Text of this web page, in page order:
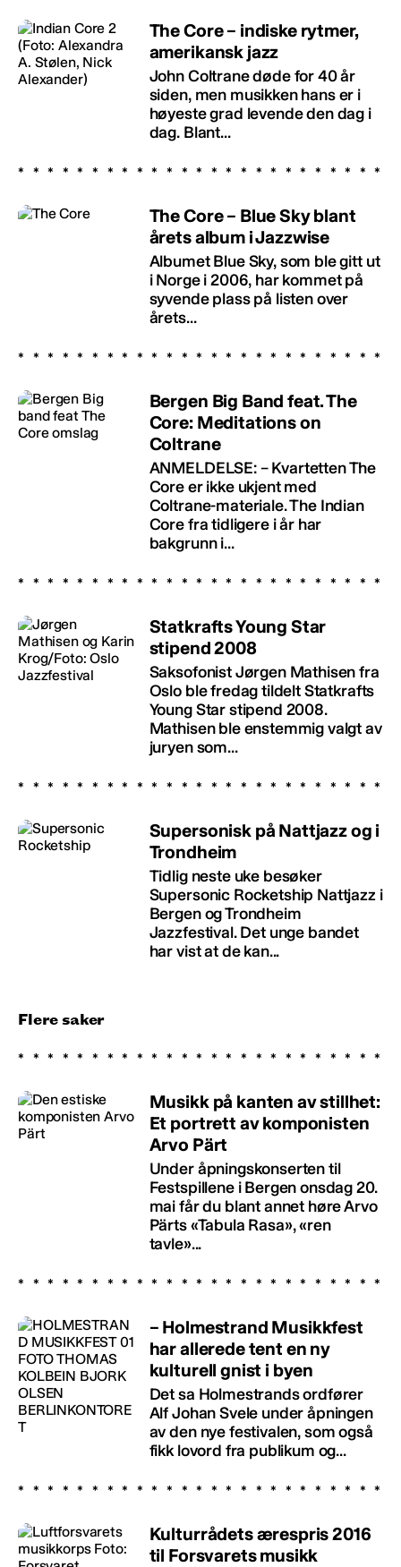
The Core – indiske rytmer,
amerikansk jazz
John Coltrane døde for 40 år
siden, men musikken hans er i
høyeste grad levende den dag i
dag. Blant...
The Core – Blue Sky blant
årets album i Jazzwise
Albumet Blue Sky, som ble gitt ut
i Norge i 2006, har kommet på
syvende plass på listen over
årets...
Bergen Big Band feat. The
Core: Meditations on
Coltrane
ANMELDELSE: – Kvartetten The
Core er ikke ukjent med
Coltrane-materiale. The Indian
Core fra tidligere i år har
bakgrunn i...
Statkrafts Young Star
stipend 2008
Saksofonist Jørgen Mathisen fra
Oslo ble fredag tildelt Statkrafts
Young Star stipend 2008.
Mathisen ble enstemmig valgt av
juryen som...
Supersonisk på Nattjazz og i
Trondheim
Tidlig neste uke besøker
Supersonic Rocketship Nattjazz i
Bergen og Trondheim
Jazzfestival. Det unge bandet
har vist at de kan...
Flere saker
Musikk på kanten av stillhet:
Et portrett av komponisten
Arvo Pärt
Under åpningskonserten til
Festspillene i Bergen onsdag 20.
mai får du blant annet høre Arvo
Pärts «Tabula Rasa», «ren
tavle»...
– Holmestrand Musikkfest
har allerede tent en ny
kulturell gnist i byen
Det sa Holmestrands ordfører
Alf Johan Svele under åpningen
av den nye festivalen, som også
fikk lovord fra publikum og...
Kulturrådets ærespris 2016
til Forsvarets musikk